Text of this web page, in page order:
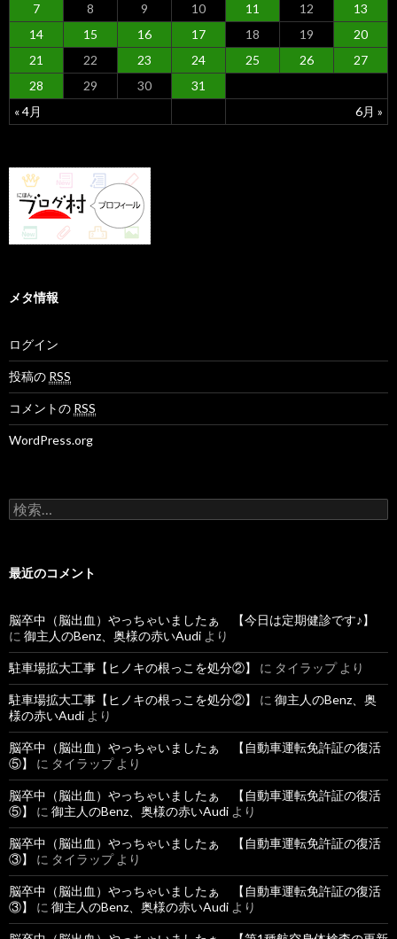
« 4月 6月 »
7
8 9 10 11 12
13
14
15 16 17 18 19
20
21
22 23 24 25 26
27
28
29 30 31
メタ情報
ログイン
投稿の RSS
コメントの RSS
WordPress.org
検
索
最近のコメント
脳卒中（脳出血）やっちゃいましたぁ 【今日は定期健診です♪】
に 御主人のBenz、奥様の赤いAudi より
駐車場拡大工事【ヒノキの根っこを処分②】 に タイラップより
駐車場拡大工事【ヒノキの根っこを処分②】 に 御主人のBenz、奥
様の赤いAudi より
脳卒中（脳出血）やっちゃいましたぁ 【自動車運転免許証の復活
⑤】
に タイラップより
脳卒中（脳出血）やっちゃいましたぁ 【自動車運転免許証の復活
⑤】
に 御主人のBenz、奥様の赤いAudi より
脳卒中（脳出血）やっちゃいましたぁ 【自動車運転免許証の復活
③】
に タイラップより
脳卒中（脳出血）やっちゃいましたぁ 【自動車運転免許証の復活
③】
に 御主人のBenz、奥様の赤いAudi より